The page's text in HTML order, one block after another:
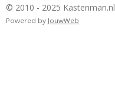
© 2010 - 2025 Kastenman.nl
Powered by JouwWeb